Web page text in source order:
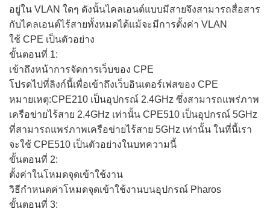
อยู่ใน VLAN ใดๆ ดังนั้นไคลเอนต์แบบมีสายจึงสามารถสื่อสาร
กับไคลเอนต์ไร้สายทั้งหมดได้แม้จะมีการตั้งค่า VLAN
ใช้ CPE เป็นตัวอย่าง
ขั้นตอนที่ 1:
เข้าถึงหน้าการจัดการเว็บของ CPE
โปรดไปที่ลิงก์นี้เพื่อเข้าถึงเว็บอินเตอร์เฟสของ CPE
หมายเหตุ:CPE210 เป็นอุปกรณ์ 2.4GHz ซึ่งสามารถแพร่ภาพ
เครือข่ายไร้สาย 2.4GHz เท่านั้น CPE510 เป็นอุปกรณ์ 5GHz
ที่สามารถแพร่ภาพเครือข่ายไร้สาย 5GHz เท่านั้น ในที่นี้เรา
จะใช้ CPE510 เป็นตัวอย่างในบทความนี้
ขั้นตอนที่ 2:
ตั้งค่าในโหมดจุดเข้าใช้งาน
วิธีกำหนดค่าโหมดจุดเข้าใช้งานบนอุปกรณ์ Pharos
ขั้นตอนที่ 3: